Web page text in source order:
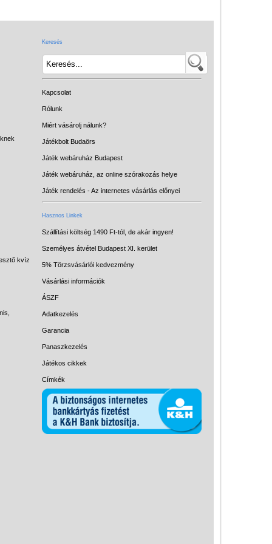
kvíz
Keresés
Kapcsolat
Rólunk
Miért vásárolj nálunk?
Játékbolt Budaörs
Játék webáruház Budapest
Játék webáruház, az online szórakozás helye
Játék rendelés - Az internetes vásárlás előnyei
Hasznos Linkek
Szállítási költség 1490 Ft-tól, de akár ingyen!
Személyes átvétel Budapest XI. kerület
5% Törzsvásárlói kedvezmény
Vásárlási információk
ÁSZF
Adatkezelés
Garancia
Panaszkezelés
Játékos cikkek
Címkék
Intelligens gyurma
Licenszes TOP
gyerekajándékok
LOGICO
LÜK
Papírszínház
Pixelhobby